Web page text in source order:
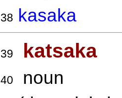
38 kasaka
39 katsaka
40 noun